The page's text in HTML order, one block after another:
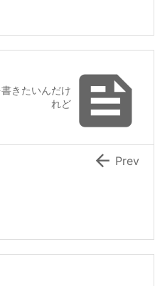

きたいんだけ
れど
 Prev